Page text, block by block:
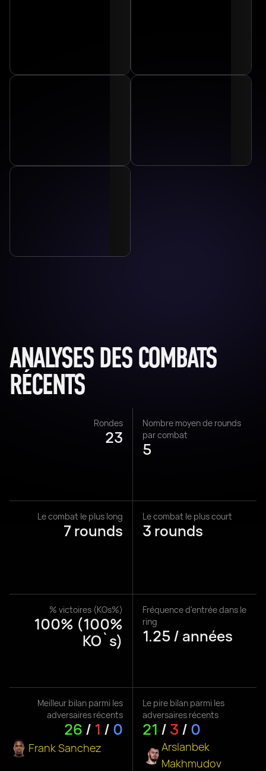
ANALYSES DES COMBATS
RÉCENTS
Rondes
23
Nombre moyen de rounds
par combat
5
Le combat le plus long
7 rounds
Le combat le plus court
3 rounds
% victoires (KOs%)
100% (100%
KO`s)
Fréquence d'entrée dans le
ring
1.25 / années
Meilleur bilan parmi les
adversaires récents
26 / 1 / 0
Frank Sanchez
Le pire bilan parmi les
adversaires récents
21 / 3 / 0
Arslanbek
Makhmudov